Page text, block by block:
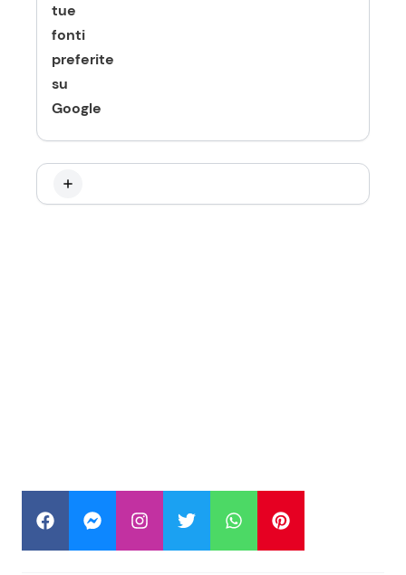
tue
fonti
preferite
su
Google